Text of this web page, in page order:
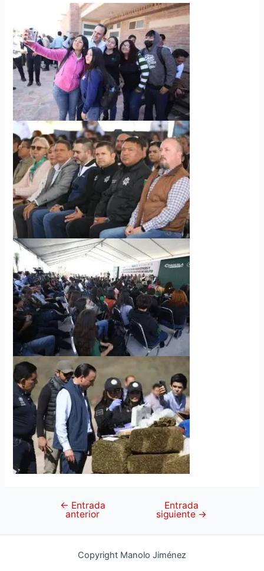
← Entrada
anterior
Entrada
siguiente →
Copyright Manolo Jiménez